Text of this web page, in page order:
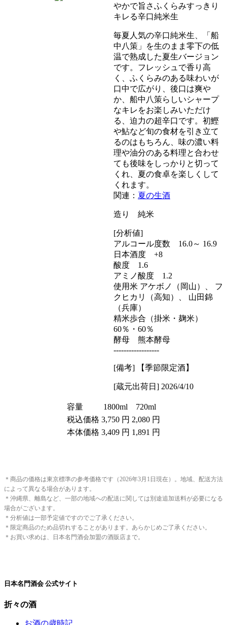
やかで旨さふくらみすっきり
キレる辛口純米生
毎夏人気の辛口純米生、「船
中八策」を生のまま零下の低
温で熟成した夏生バージョン
です。フレッシュで香り高
く、ふくらみのある味わいが
口中で広がり、後口は爽や
か、船中八策らしいシャープ
なキレをお楽しみいただけ
る、迫力の超辛口です。初鰹
や鮎など旬の食材を引き立て
るのはもちろん、味の濃い料
理や油分のある料理と合わせ
ても後味をしっかりと切って
くれ、夏の食卓を楽しくして
くれます。
関連： 夏の生酒
造り 純米
[分析値]
アルコール度数 16.0～ 16.9
日本酒度 +8
酸度 1.6
アミノ酸度 1.2
使用米 アケボノ（岡山）、 フ
クヒカリ（高知）、 山田錦
（兵庫）
精米歩合（掛米・麹米）
60％・60％
酵母 熊本酵母
------------------
[備考] 【季節限定酒】
[蔵元出荷日] 2026/4/10
容量 1800ml
720ml
税込価格 3,750 円 2,080 円
本体価格 3,409 円 1,891 円
＊商品の価格は東京標準の参考価格です（2026年3月1日現在）。地域、配送方法
によって異なる場合があります。
＊沖縄県、離島など、一部の地域への配送に関しては別途追加送料が必要になる
場合がございます。
＊分析値は一部予定値ですのでご了承ください。
＊限定商品のため品切れすることがあります。あらかじめご了承ください。
＊お買い求めは、日本名門酒会加盟の酒販店まで。
日本名門酒会 公式サイト
折々の酒